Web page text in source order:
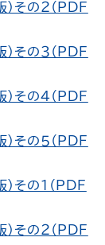
その２（PDF
その３（PDF
その４（PDF
その５（PDF
その１（PDF
その２（PDF